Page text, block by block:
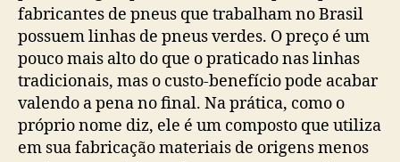
fabricantes de pneus que trabalham no Brasil
possuem linhas de pneus verdes. O preço é um
pouco mais alto do que o praticado nas linhas
tradicionais, mas o custo-benefício pode acabar
valendo a pena no final. Na prática, como o
próprio nome diz, ele é um composto que utiliza
em sua fabricação materiais de origens menos